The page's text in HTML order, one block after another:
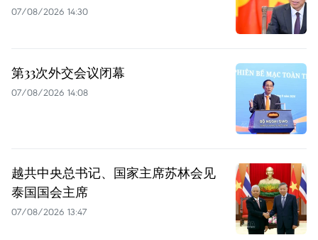
07/08/2026 14:30
第33次外交会议闭幕
07/08/2026 14:08
越共中央总书记、国家主席苏林会见
泰国国会主席
07/08/2026 13:47